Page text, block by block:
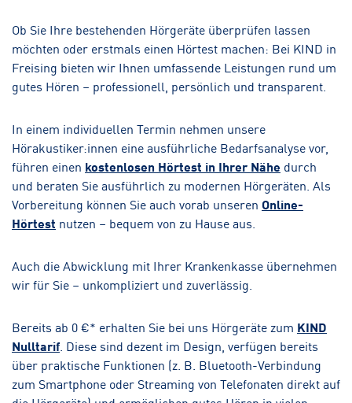
Ob Sie Ihre bestehenden Hörgeräte überprüfen lassen
möchten oder erstmals einen Hörtest machen: Bei KIND in
Freising bieten wir Ihnen umfassende Leistungen rund um
gutes Hören – professionell, persönlich und transparent.
In einem individuellen Termin nehmen unsere
Hörakustiker:innen eine ausführliche Bedarfsanalyse vor,
führen einen kostenlosen Hörtest in Ihrer Nähe durch
und beraten Sie ausführlich zu modernen Hörgeräten. Als
Vorbereitung können Sie auch vorab unseren Online-
Hörtest nutzen – bequem von zu Hause aus.
Auch die Abwicklung mit Ihrer Krankenkasse übernehmen
wir für Sie – unkompliziert und zuverlässig.
Bereits ab 0 €* erhalten Sie bei uns Hörgeräte zum KIND
Nulltarif . Diese sind dezent im Design, verfügen bereits
über praktische Funktionen (z. B. Bluetooth-Verbindung
zum Smartphone oder Streaming von Telefonaten direkt auf